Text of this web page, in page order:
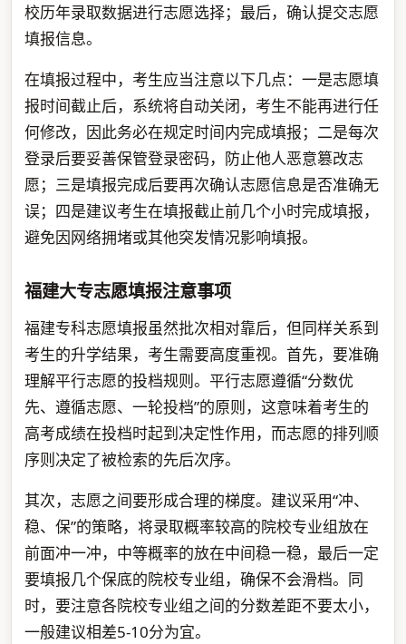
校历年录取数据进行志愿选择；最后，确认提交志愿
填报信息。
在填报过程中，考生应当注意以下几点：一是志愿填
报时间截止后，系统将自动关闭，考生不能再进行任
何修改，因此务必在规定时间内完成填报；二是每次
登录后要妥善保管登录密码，防止他人恶意篡改志
愿；三是填报完成后要再次确认志愿信息是否准确无
误；四是建议考生在填报截止前几个小时完成填报，
避免因网络拥堵或其他突发情况影响填报。
福建大专志愿填报注意事项
福建专科志愿填报虽然批次相对靠后，但同样关系到
考生的升学结果，考生需要高度重视。首先，要准确
理解平行志愿的投档规则。平行志愿遵循“分数优
先、遵循志愿、一轮投档”的原则，这意味着考生的
高考成绩在投档时起到决定性作用，而志愿的排列顺
序则决定了被检索的先后次序。
其次，志愿之间要形成合理的梯度。建议采用“冲、
稳、保”的策略，将录取概率较高的院校专业组放在
前面冲一冲，中等概率的放在中间稳一稳，最后一定
要填报几个保底的院校专业组，确保不会滑档。同
时，要注意各院校专业组之间的分数差距不要太小，
一般建议相差5-10分为宜。